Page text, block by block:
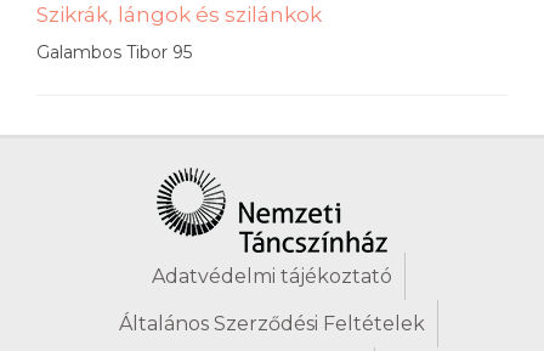
Szikrák, lángok és szilánkok
Galambos Tibor 95
Adatvédelmi tájékoztató
Általános Szerződési Feltételek